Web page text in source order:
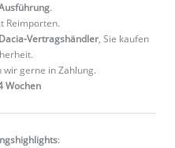
.
Reimporten.
Vertragshändler, Sie kaufen
wir gerne in Zahlung.
Wochen
: